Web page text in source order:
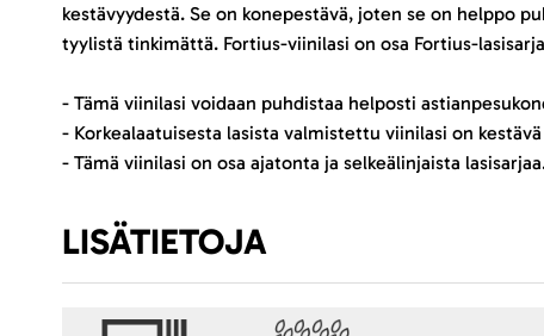
kestävyydestä. Se on konepestävä, joten se on helppo
tyylistä tinkimättä. Fortius-viinilasi on osa Fortius-
- Tämä viinilasi voidaan puhdistaa helposti
- Korkealaatuisesta lasista valmistettu viinilasi on
- Tämä viinilasi on osa ajatonta ja selkeälinjaista
LISÄTIETOJA